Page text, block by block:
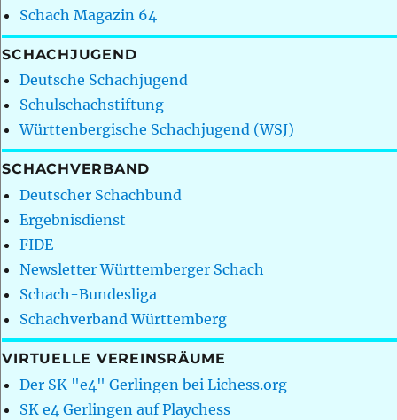
Schach Magazin 64
SCHACHJUGEND
Deutsche Schachjugend
Schulschachstiftung
Württenbergische Schachjugend (WSJ)
SCHACHVERBAND
Deutscher Schachbund
Ergebnisdienst
FIDE
Newsletter Württemberger Schach
Schach-Bundesliga
Schachverband Württemberg
VIRTUELLE VEREINSRÄUME
Der SK "e4" Gerlingen bei Lichess.org
SK e4 Gerlingen auf Playchess